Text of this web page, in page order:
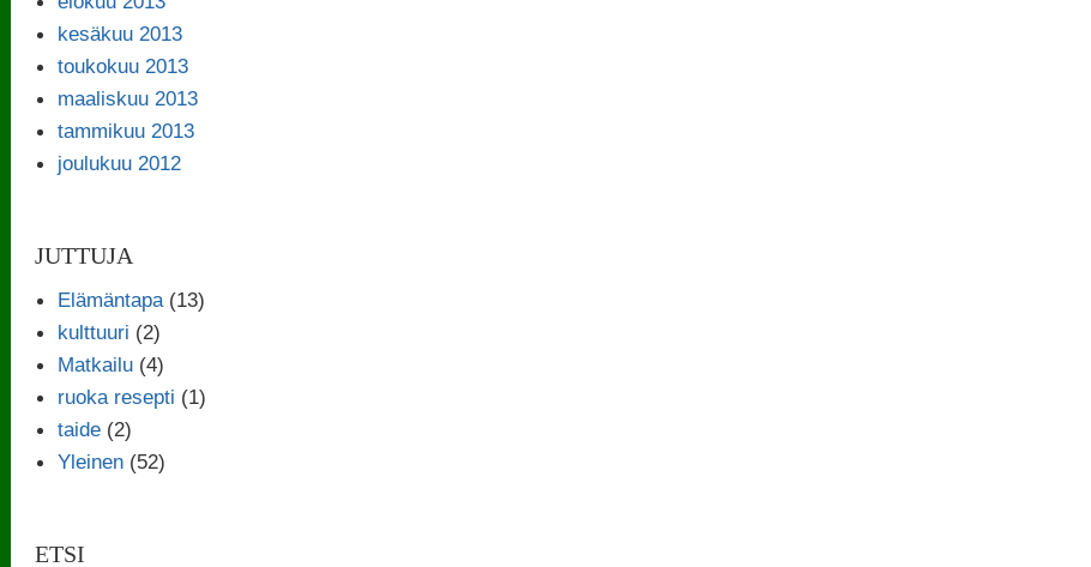
kesäkuu 2013
toukokuu 2013
maaliskuu 2013
tammikuu 2013
joulukuu 2012
JUTTUJA
Elämäntapa (13)
kulttuuri (2)
Matkailu (4)
ruoka resepti (1)
taide (2)
Yleinen (52)
ETSI